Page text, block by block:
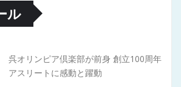
ル
呉オリンピア倶楽部が前身 創立100周年
アスリートに感動と躍動